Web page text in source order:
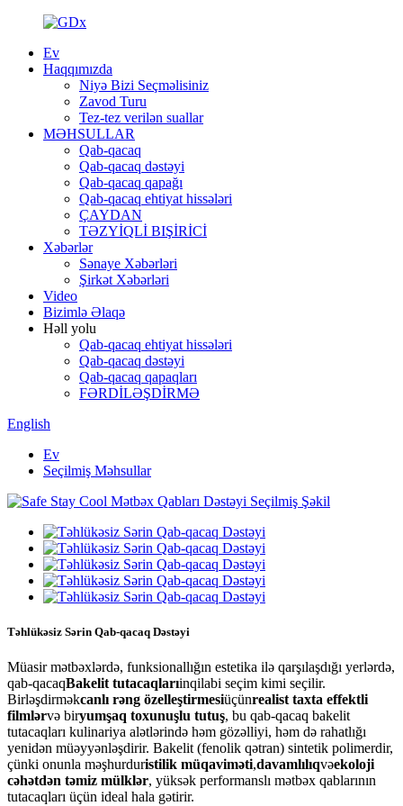
Ev
Haqqımızda
Niyə Bizi Seçməlisiniz
Zavod Turu
Tez-tez verilən suallar
MƏHSULLAR
Qab-qacaq
Qab-qacaq dəstəyi
Qab-qacaq qapağı
Qab-qacaq ehtiyat hissələri
ÇAYDAN
TƏZYİQLİ BIŞİRİCİ
Xəbərlər
Sənaye Xəbərləri
Şirkət Xəbərləri
Video
Bizimlə Əlaqə
Həll yolu
Qab-qacaq ehtiyat hissələri
Qab-qacaq dəstəyi
Qab-qacaq qapaqları
FƏRDİLƏŞDİRMƏ
English
Ev
Seçilmiş Məhsullar
Təhlükəsiz Sərin Qab-qacaq Dəstəyi
Müasir mətbəxlərdə, funksionallığın estetika ilə qarşılaşdığı yerlərdə,
qab-qacaqBakelit tutacaqlarıinqilabi seçim kimi seçilir.
Birləşdirməkcanlı rəng özelleştirmesiüçünrealist taxta effektli
filmlərvə biryumşaq toxunuşlu tutuş, bu qab-qacaq bakelit
tutacaqları kulinariya alətlərində həm gözəlliyi, həm də rahatlığı
yenidən müəyyənləşdirir. Bakelit (fenolik qətran) sintetik polimerdir,
çünki onunla məşhurduristilik müqaviməti,davamlılıqvəekoloji
cəhətdən təmiz mülklər, yüksək performanslı mətbəx qablarının
tutacaqları üçün ideal hala gətirir.